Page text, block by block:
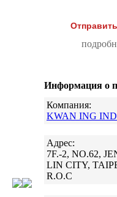
Информация о
Компания:
KWAN ING
Адрес:
7F.-2, NO.62,
LIN CITY,
R.O.C